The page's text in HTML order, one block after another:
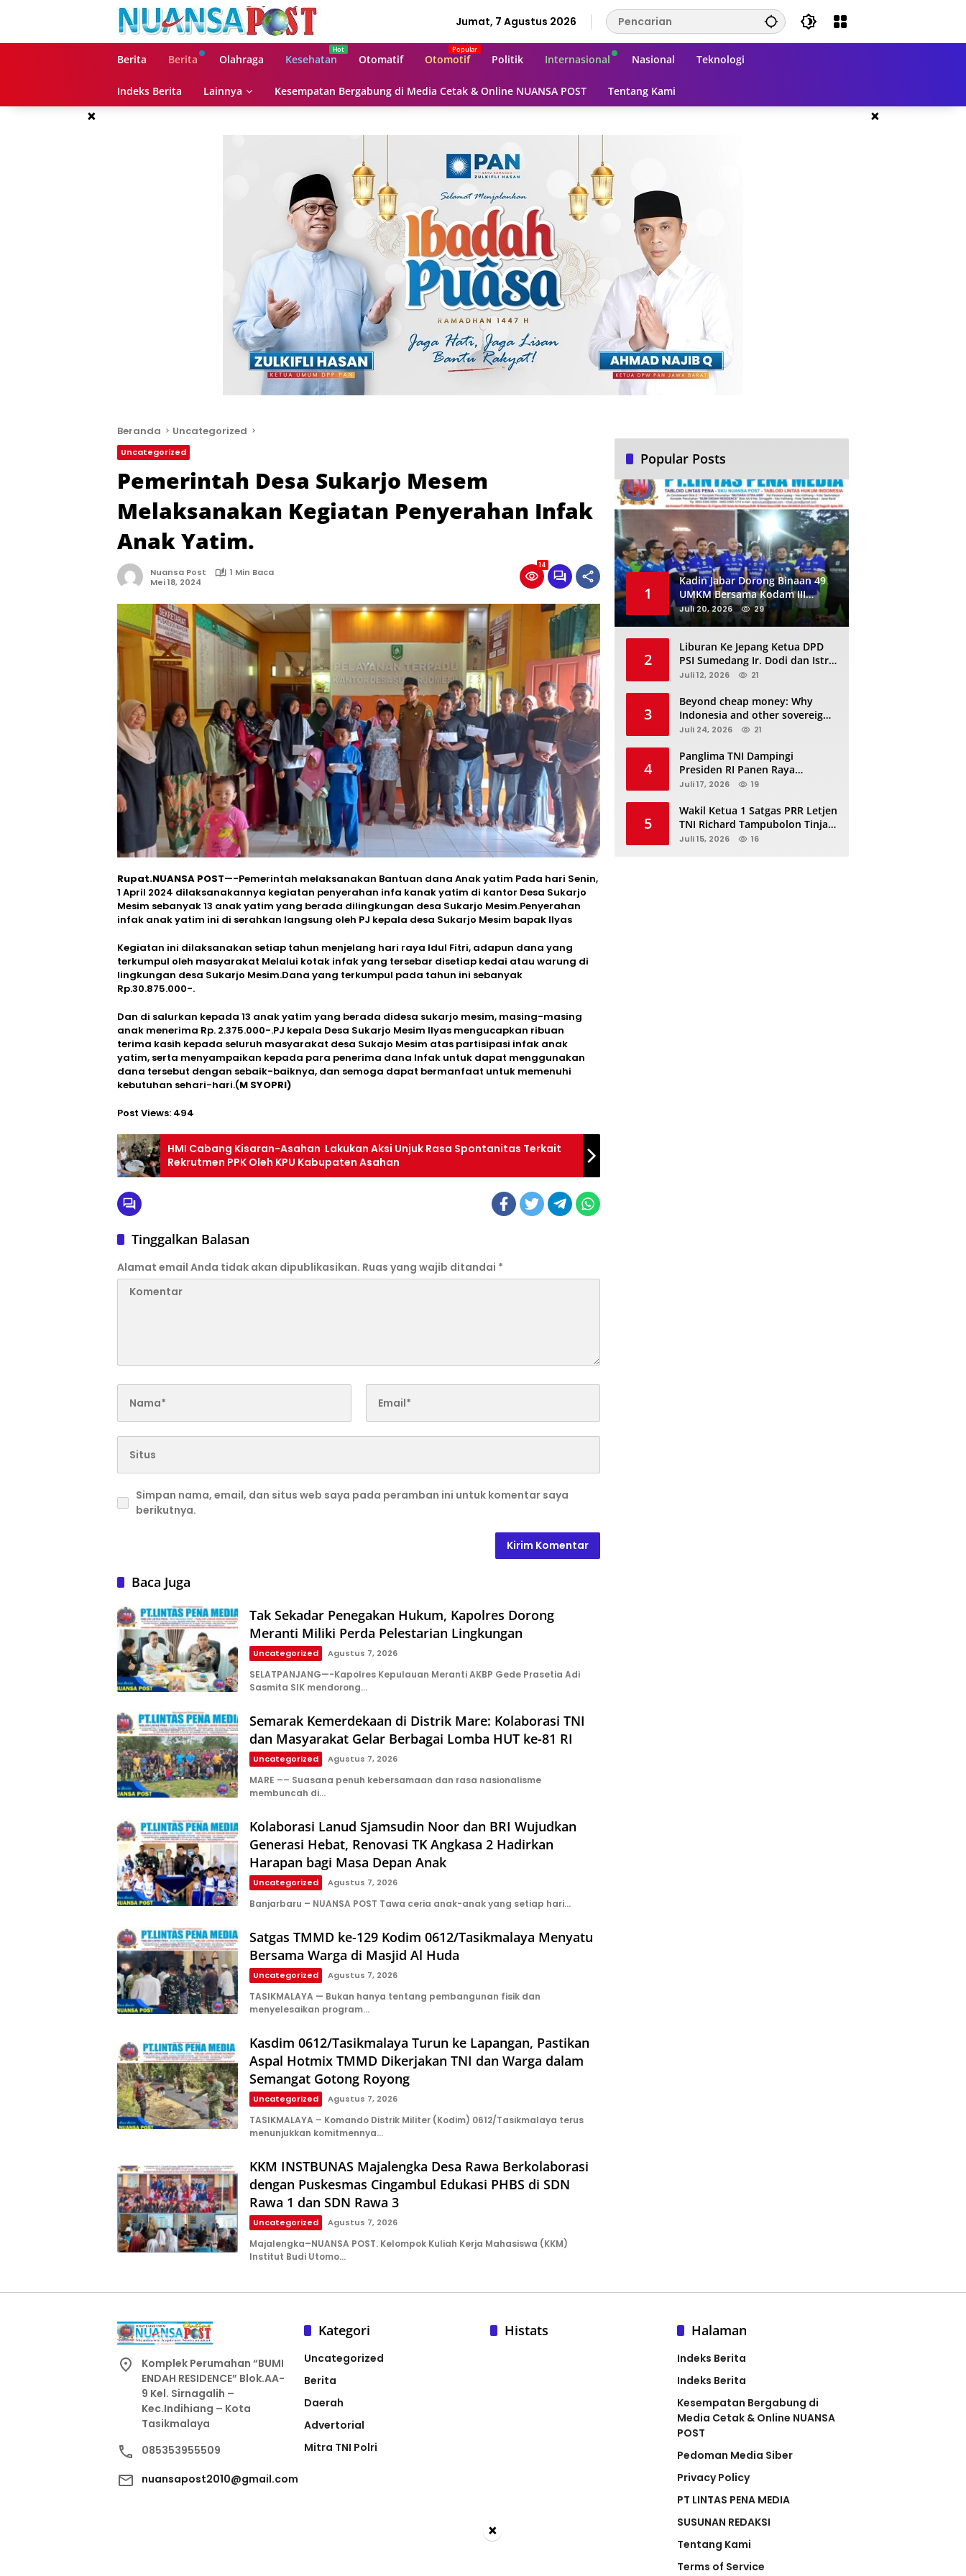
Jumat, 7 Agustus 2026
Berita Berita Olahraga Kesehatan Otomatif Otomotif Politik Internasional Nasional Teknologi
Indeks Berita Lainnya Kesempatan Bergabung di Media Cetak & Online NUANSA POST Tentang Kami
× ×
Beranda Uncategorized
Uncategorized
Pemerintah Desa Sukarjo Mesem
Melaksanakan Kegiatan Penyerahan Infak
Anak Yatim.
Nuansa Post
1 Min Baca
Mei 18, 2024
14
Rupat.NUANSA POST—-Pemerintah melaksanakan Bantuan dana Anak yatim Pada hari Senin,
1 April 2024 dilaksanakannya kegiatan penyerahan infa kanak yatim di kantor Desa Sukarjo
Mesim sebanyak 13 anak yatim yang berada dilingkungan desa Sukarjo Mesim.Penyerahan
infak anak yatim ini di serahkan langsung oleh PJ kepala desa Sukarjo Mesim bapak Ilyas
Kegiatan ini dilaksanakan setiap tahun menjelang hari raya Idul Fitri, adapun dana yang
terkumpul oleh masyarakat Melalui kotak infak yang tersebar disetiap kedai atau warung di
lingkungan desa Sukarjo Mesim.Dana yang terkumpul pada tahun ini sebanyak
Rp.30.875.000-.
Dan di salurkan kepada 13 anak yatim yang berada didesa sukarjo mesim, masing-masing
anak menerima Rp. 2.375.000-.PJ kepala Desa Sukarjo Mesim Ilyas mengucapkan ribuan
terima kasih kepada seluruh masyarakat desa Sukajo Mesim atas partisipasi infak anak
yatim, serta menyampaikan kepada para penerima dana Infak untuk dapat menggunakan
dana tersebut dengan sebaik-baiknya, dan semoga dapat bermanfaat untuk memenuhi
kebutuhan sehari-hari.(M SYOPRI)
Post Views: 494
HMI Cabang Kisaran-Asahan Lakukan Aksi Unjuk Rasa Spontanitas Terkait
Rekrutmen PPK Oleh KPU Kabupaten Asahan
Tinggalkan Balasan
Alamat email Anda tidak akan dipublikasikan. Ruas yang wajib ditandai *
Simpan nama, email, dan situs web saya pada peramban ini untuk komentar saya
berikutnya.
Baca Juga
Tak Sekadar Penegakan Hukum, Kapolres Dorong
Meranti Miliki Perda Pelestarian Lingkungan
Uncategorized Agustus 7, 2026
SELATPANJANG—-Kapolres Kepulauan Meranti AKBP Gede Prasetia Adi
Sasmita SIK mendorong…
Semarak Kemerdekaan di Distrik Mare: Kolaborasi TNI
dan Masyarakat Gelar Berbagai Lomba HUT ke-81 RI
Uncategorized Agustus 7, 2026
​MARE –– Suasana penuh kebersamaan dan rasa nasionalisme
membuncah di…
Kolaborasi Lanud Sjamsudin Noor dan BRI Wujudkan
Generasi Hebat, Renovasi TK Angkasa 2 Hadirkan
Harapan bagi Masa Depan Anak
Uncategorized Agustus 7, 2026
Banjarbaru – NUANSA POST Tawa ceria anak-anak yang setiap hari…
Satgas TMMD ke-129 Kodim 0612/Tasikmalaya Menyatu
Bersama Warga di Masjid Al Huda
Uncategorized Agustus 7, 2026
TASIKMALAYA — Bukan hanya tentang pembangunan fisik dan
menyelesaikan program…
Kasdim 0612/Tasikmalaya Turun ke Lapangan, Pastikan
Aspal Hotmix TMMD Dikerjakan TNI dan Warga dalam
Semangat Gotong Royong
Uncategorized Agustus 7, 2026
TASIKMALAYA – Komando Distrik Militer (Kodim) 0612/Tasikmalaya terus
menunjukkan komitmennya…
KKM INSTBUNAS Majalengka Desa Rawa Berkolaborasi
dengan Puskesmas Cingambul Edukasi PHBS di SDN
Rawa 1 dan SDN Rawa 3
Uncategorized Agustus 7, 2026
Majalengka–NUANSA POST. Kelompok Kuliah Kerja Mahasiswa (KKM)
Institut Budi Utomo…
Popular Posts
1
Kadin Jabar Dorong Binaan 49
UMKM Bersama Kodam III
Siliwangi Sambil Nobar Final
Piala Dunia, Akan Ada Investor
Juli 20, 2026 29
2
Liburan Ke Jepang Ketua DPD
PSI Sumedang Ir. Dodi dan Istri
Kibarkan Bendera PSI “Jangan
Juli 12, 2026 21
3
Beyond cheap money: Why
Indonesia and other sovereigns
are turning to panda bonds
Juli 24, 2026 21
4
Panglima TNI Dampingi
Presiden RI Panen Raya
Terpadu TNI, Perkuat
Juli 17, 2026 19
5
Wakil Ketua 1 Satgas PRR Letjen
TNI Richard Tampubolon Tinjau
Padang Sidimpuan dan
Juli 15, 2026 16
Komplek Perumahan “BUMI
ENDAH RESIDENCE” Blok.AA-
9 Kel. Sirnagalih –
Kec.Indihiang – Kota
Tasikmalaya
085353955509
nuansapost2010@gmail.com
Kategori
Uncategorized
Berita
Daerah
Advertorial
Mitra TNI Polri
Histats Halaman
Indeks Berita
Indeks Berita
Kesempatan Bergabung di
Media Cetak & Online NUANSA
POST
Pedoman Media Siber
Privacy Policy
PT LINTAS PENA MEDIA
SUSUNAN REDAKSI
Tentang Kami
Terms of Service
×